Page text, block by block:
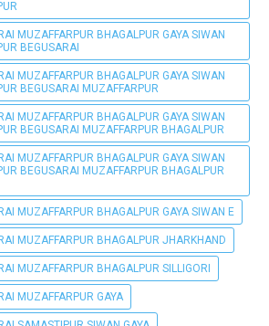
MUZAFFARPUR BHAGALPUR GAYA SIWAN
BEGUSARAI
MUZAFFARPUR BHAGALPUR GAYA SIWAN
BEGUSARAI MUZAFFARPUR
MUZAFFARPUR BHAGALPUR GAYA SIWAN
BEGUSARAI MUZAFFARPUR BHAGALPUR
MUZAFFARPUR BHAGALPUR GAYA SIWAN
BEGUSARAI MUZAFFARPUR BHAGALPUR
MUZAFFARPUR BHAGALPUR GAYA SIWAN E
MUZAFFARPUR BHAGALPUR JHARKHAND
MUZAFFARPUR BHAGALPUR SILLIGORI
MUZAFFARPUR GAYA